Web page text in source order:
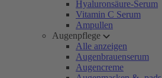
Hyaluronsäure-Serum
Vitamin C Serum
Ampullen
Augenpflege
Alle anzeigen
Augenbrauenserum
Augencreme